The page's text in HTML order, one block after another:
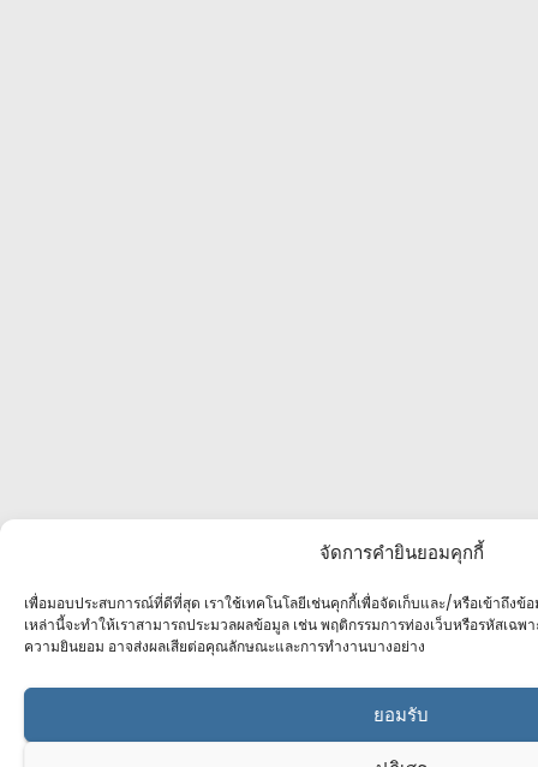
จัดการคำยินยอมคุกกี้
เพื่อมอบประสบการณ์ที่ดีที่สุด เราใช้เทคโนโลยีเช่นคุกกี้เพื่อจัดเก็บและ/หรือเข้าถึง
เหล่านี้จะทำให้เราสามารถประมวลผลข้อมูล เช่น พฤติกรรมการท่องเว็บหรือรหัสเฉ
ความยินยอม อาจส่งผลเสียต่อคุณลักษณะและการทำงานบางอย่าง
ยอมรับ